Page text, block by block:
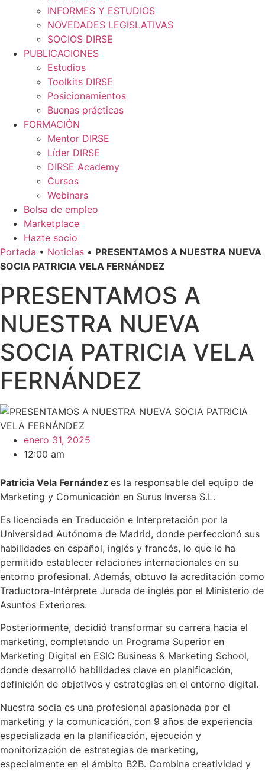
INFORMES Y ESTUDIOS
NOVEDADES LEGISLATIVAS
SOCIOS DIRSE
PUBLICACIONES
Estudios
Toolkits DIRSE
Posicionamientos
Buenas prácticas
FORMACIÓN
Mentor DIRSE
Líder DIRSE
DIRSE Academy
Cursos
Webinars
Bolsa de empleo
Marketplace
Hazte socio
Portada • Noticias • PRESENTAMOS A NUESTRA NUEVA
SOCIA PATRICIA VELA FERNÁNDEZ
PRESENTAMOS A
NUESTRA NUEVA
SOCIA PATRICIA VELA
FERNÁNDEZ
enero 31, 2025
12:00 am
Patricia Vela Fernández es la responsable del equipo de
Marketing y Comunicación en Surus Inversa S.L.
Es licenciada en Traducción e Interpretación por la
Universidad Autónoma de Madrid, donde perfeccionó sus
habilidades en español, inglés y francés, lo que le ha
permitido establecer relaciones internacionales en su
entorno profesional. Además, obtuvo la acreditación como
Traductora-Intérprete Jurada de inglés por el Ministerio de
Asuntos Exteriores.
Posteriormente, decidió transformar su carrera hacia el
marketing, completando un Programa Superior en
Marketing Digital en ESIC Business & Marketing School,
donde desarrolló habilidades clave en planificación,
definición de objetivos y estrategias en el entorno digital.
Nuestra socia es una profesional apasionada por el
marketing y la comunicación, con 9 años de experiencia
especializada en la planificación, ejecución y
monitorización de estrategias de marketing,
especialmente en el ámbito B2B. Combina creatividad y